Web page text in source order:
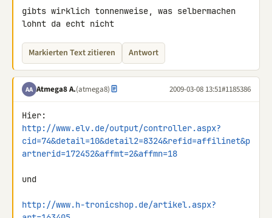
gibts wirklich tonnenweise, was selbermachen
lohnt da echt nicht
Markierten Text zitieren Antwort
AA Atmega8 A.(atmega8) 2009-03-08 13:51#1185386
http://www.elv.de/output/controller.aspx?
cid=74&detail=10&detail2=8324&refid=affilinet&p
artnerid=172452&affmt=2&affmn=18
und
http://www.h-tronicshop.de/artikel.aspx?